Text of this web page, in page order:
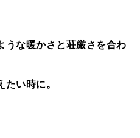
うな暖かさと荘厳さを合わ
い時に。